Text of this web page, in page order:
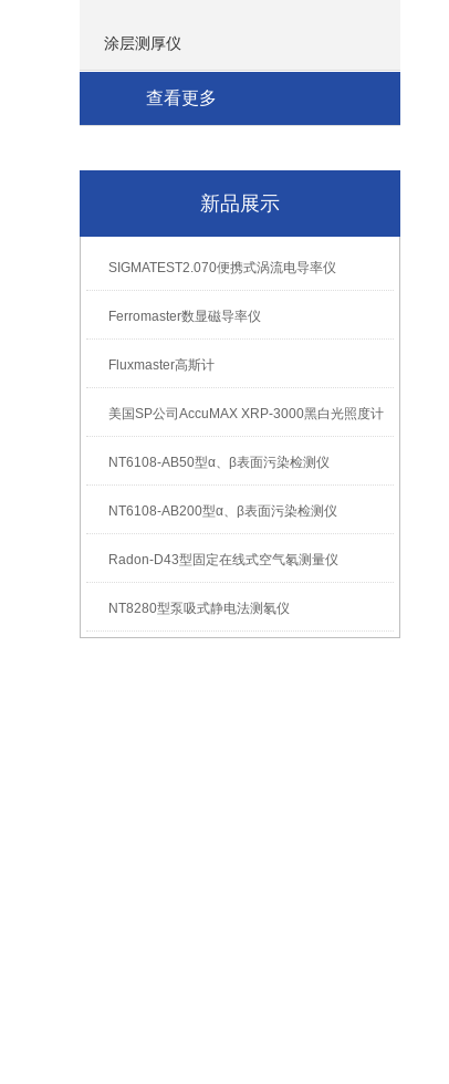
涂层测厚仪
查看更多
新品展示
SIGMATEST2.070便携式涡流电导率仪
Ferromaster数显磁导率仪
Fluxmaster高斯计
美国SP公司AccuMAX XRP-3000黑白光照度计
NT6108-AB50型α、β表面污染检测仪
NT6108-AB200型α、β表面污染检测仪
Radon-D43型固定在线式空气氡测量仪
NT8280型泵吸式静电法测氡仪